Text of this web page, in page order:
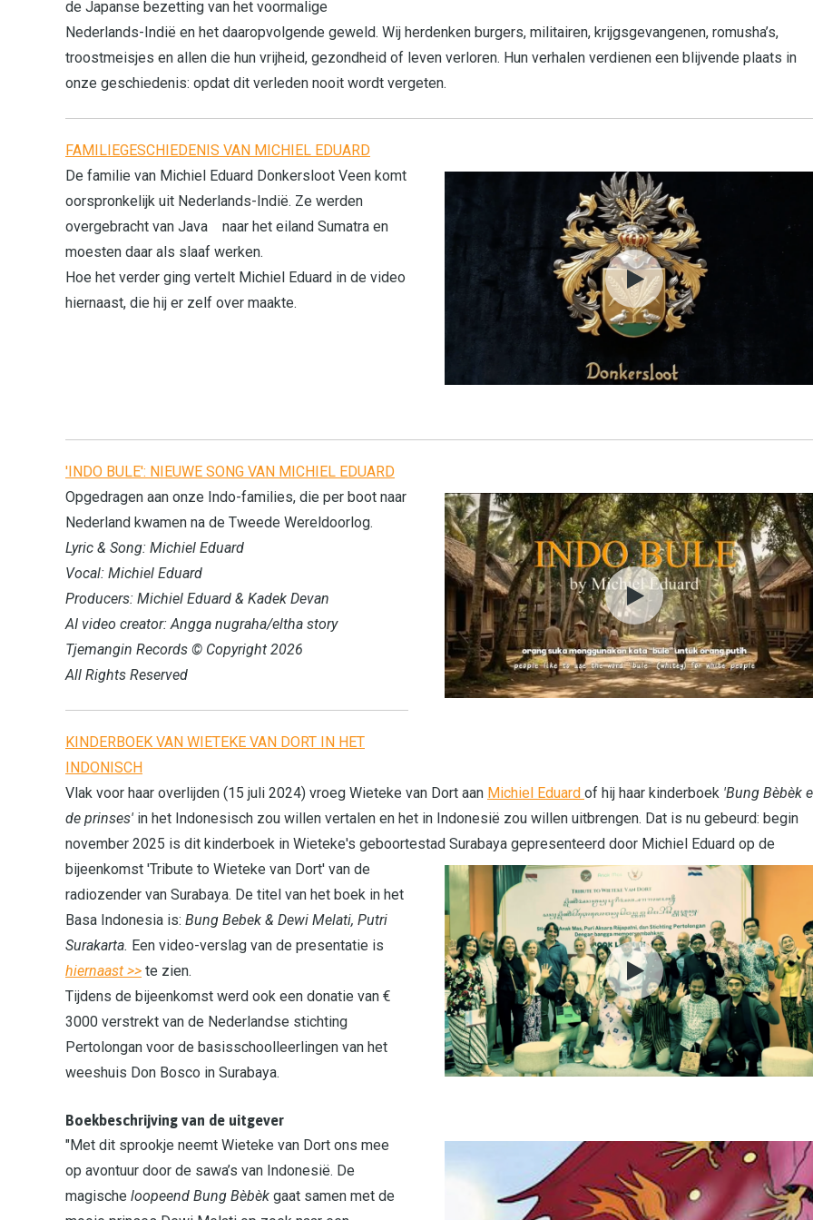
de Japanse bezetting van het voormalige
Nederlands-Indië en het daaropvolgende geweld. Wij herdenken burgers, militairen, krijgsgevangenen, romusha’s,
troostmeisjes en allen die hun vrijheid, gezondheid of leven verloren. Hun verhalen verdienen een blijvende plaats in
onze geschiedenis: opdat dit verleden nooit wordt vergeten.
FAMILIEGESCHIEDENIS VAN MICHIEL EDUARD
De familie van Michiel Eduard Donkersloot Veen komt
oorspronkelijk uit Nederlands-Indië. Ze werden
overgebracht van Java naar het eiland Sumatra en
moesten daar als slaaf werken.
Hoe het verder ging vertelt Michiel Eduard in de video
hiernaast, die hij er zelf over maakte.
'INDO BULE': NIEUWE SONG VAN MICHIEL EDUARD
Opgedragen aan onze Indo-families, die per boot naar
Nederland kwamen na de Tweede Wereldoorlog.
Lyric & Song: Michiel Eduard
Vocal: Michiel Eduard
Producers: Michiel Eduard & Kadek Devan
AI video creator: Angga nugraha/eltha story
Tjemangin Records © Copyright 2026
All Rights Reserved
KINDERBOEK VAN WIETEKE VAN DORT IN HET
INDONISCH
Vlak voor haar overlijden (15 juli 2024) vroeg Wieteke van Dort aan Michiel Eduard of hij haar kinderboek 'Bung Bèbèk
de prinses' in het Indonesisch zou willen vertalen en het in Indonesië zou willen uitbrengen. Dat is nu gebeurd: begin
november 2025 is dit kinderboek in Wieteke's geboortestad Surabaya gepresenteerd door Michiel Eduard op de
bijeenkomst 'Tribute to Wieteke van Dort' van de
radiozender van Surabaya. De titel van het boek in het
Basa Indonesia is: Bung Bebek & Dewi Melati, Putri
Surakarta. Een video-verslag van de presentatie is
hiernaast >> te zien.
Tijdens de bijeenkomst werd ook een donatie van €
3000 verstrekt van de Nederlandse stichting
Pertolongan voor de basisschoolleerlingen van het
weeshuis Don Bosco in Surabaya.
Boekbeschrijving van de uitgever
"Met dit sprookje neemt Wieteke van Dort ons mee
op avontuur door de sawa’s van Indonesië. De
magische loopeend Bung Bèbèk gaat samen met de